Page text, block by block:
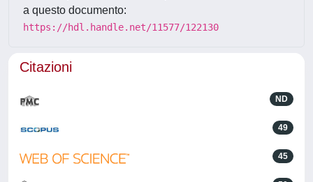
a questo documento:
https://hdl.handle.net/11577/122130
Citazioni
ND
49
45